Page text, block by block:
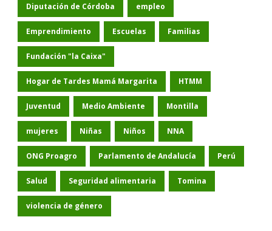
Diputación de Córdoba empleo
Emprendimiento Escuelas Familias
Fundación "la Caixa"
Hogar de Tardes Mamá Margarita HTMM
Juventud Medio Ambiente Montilla
mujeres Niñas Niños NNA
ONG Proagro Parlamento de Andalucía Perú
Salud Seguridad alimentaria Tomina
violencia de género